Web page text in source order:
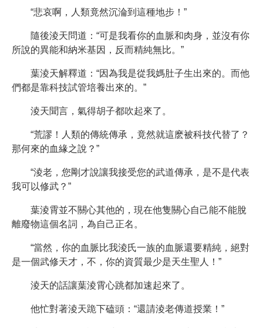
“悲哀啊，人類竟然沉淪到這種地步！”
隨後淩天問道：“可是我看你的血脈和肉身，並沒有你
所說的異能和納米基因，反而精純無比。”
葉淩天解釋道：“因為我是從我媽肚子生出來的。而他
們都是靠科技試管培養出來的。”
淩天聞言，氣得胡子都吹起來了。
“荒謬！人類的傳統傳承，竟然就這麽被科技代替了？
那何來的血緣之說？”
“淩老，您剛才說讓我接受您的武道傳承，是不是代表
我可以修武？”
葉淩霄並不關心其他的，現在他隻關心自己能不能脫
離廢物這個名詞，為自己正名。
“當然，你的血脈比我淩氏一族的血脈還要精純，絕對
是一個武修天才，不，你的資質最少是天生聖人！”
淩天的話讓葉淩霄心跳都加速起來了。
他忙對著淩天跪下磕頭：“還請淩老傳道授業！”